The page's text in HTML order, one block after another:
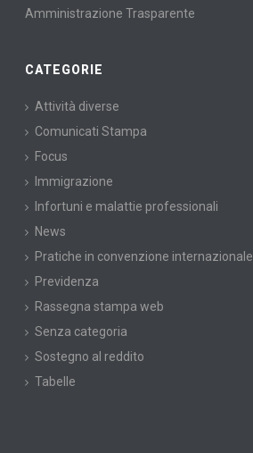
Amministrazione Trasparente
CATEGORIE
Attività diverse
Comunicati Stampa
Focus
Immigrazione
Infortuni e malattie professionali
News
Pratiche in convenzione internazionale
Previdenza
Rassegna stampa web
Senza categoria
Sostegno al reddito
Tabelle